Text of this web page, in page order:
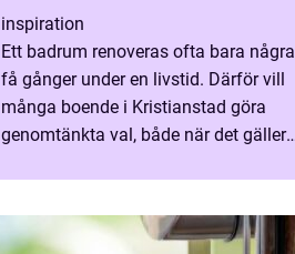
inspiration
Ett badrum renoveras ofta bara några
få gånger under en livstid. Därför vill
många boende i Kristianstad göra
genomtänkta val, både när det gäller